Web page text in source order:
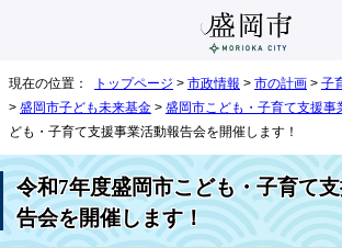
現在の位置： トップページ > 市政情報 > 市の計画 > 子
> 盛岡市子ども未来基金 > 盛岡市こども・子育て支援事
ども・子育て支援事業活動報告会を開催します！
令和7年度盛岡市こども・子育て
告会を開催します！